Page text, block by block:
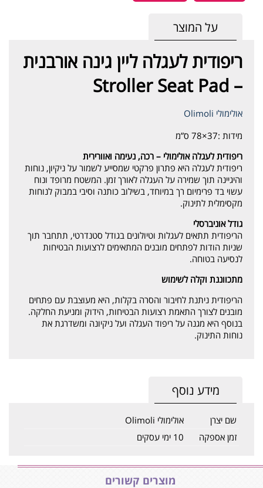
על המוצר
ריפודית לעגלה ליין גינה אורבנית
– Stroller Seat Pad
אולימולי Olimoli
מידות :37×78 ס”מ
ריפודית לעגלה אולימולי – רכה, נעימה ואוורירית
ריפודית לעגלה היא פתרון פרקטי שמסייע לשמור על ניקיון, נוחות
והיגיינה תוך שמירה על העגלה לאורך זמן. המשטח מרופד ונוח
עשוי בד פרימיום רך במיוחד, בשילוב כותנה וסיבי במבוק לנוחות
מקסימלית לתינוק.
גודל אוניברסלי
הריפודית תתאים לעגלות וטיולונים בגודל סטנדרטי, תתחבר תוך
שניות הודות לפתחים מובנים המתאימים לרצועות הבטיחות
לנסיעה בטוחה.
מתכווננת וקלה לשימוש
הריפודית ניתנת לחיבור והסרה בקלות, היא מעוצבת עם פתחים
מובנים לצורך התאמת רצועות הבטיחות, הידוק ומניעת החלקה.
בנוסף היא מגנה על ריפוד העגלה ועל ניקיונה ומשדרגת את
נוחות התינוק.
מידע נוסף
שם יצרן
אולימולי Olimoli
זמן אספקה
10 ימי עסקים
מוצרים קשורים